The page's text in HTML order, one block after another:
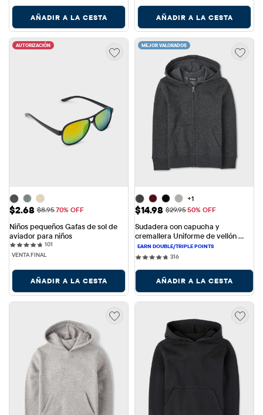
AÑADIR A LA CESTA AÑADIR A LA CESTA
AUTORIZACIÓN
Precio de venta: $2.68
$2.68 Precio original: $8.95
$8.95
Niños pequeños Gafas de sol de
aviador para niños
101 reviews
VENTA FINAL
AÑADIR A LA CESTA
MEJOR VALORADOS
Precio de venta: $14.98
$14.98 Precio original: $29.95
$29.95 50% OFF
Sudadera con capucha y
cremallera Uniforme de vellón
para niños
316316 reviews
AÑADIR A LA CESTA